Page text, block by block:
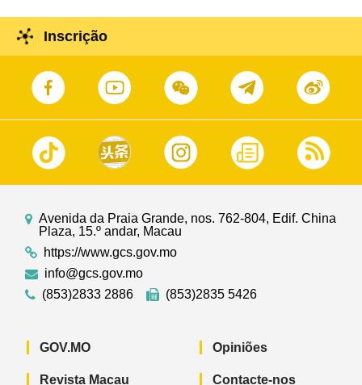
Inscrição
Avenida da Praia Grande, nos. 762-804, Edif. China
Plaza, 15.º andar, Macau
https://www.gcs.gov.mo
info@gcs.gov.mo
(853)2833 2886
(853)2835 5426
GOV.MO
Revista Macau
Opiniões
Contacte-nos